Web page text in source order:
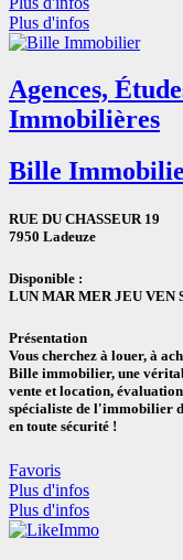
Plus d'infos
Agences,
Immobilières
Bille
RUE DU CHASSEUR 19
7950 Ladeuze
Disponible :
LUN MAR MER JEU VEN
Présentation
Vous cherchez à louer, à
Bille immobilier, une
vente et location,
spécialiste de l'immobilier
en toute sécurité !
Favoris
Plus d'infos
Plus d'infos